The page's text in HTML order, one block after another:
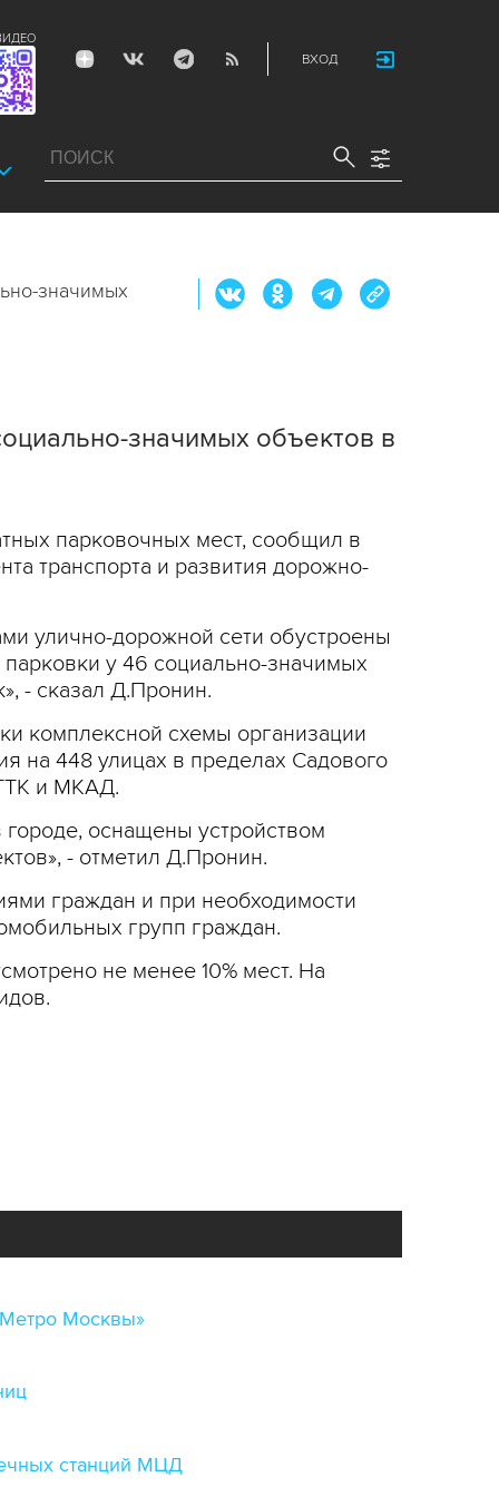
ВХОД
значимых
значимых объектов в
парковочных мест, сообщил в
транспорта и развития дорожно-
улично-дорожной сети обустроены
у 46 социально-значимых
- сказал Д.Пронин.
комплексной схемы организации
на 448 улицах в пределах Садового
и МКАД.
оснащены устройством
- отметил Д.Пронин.
граждан и при необходимости
групп граждан.
не менее 10% мест. На
Москвы»
станций МЦД